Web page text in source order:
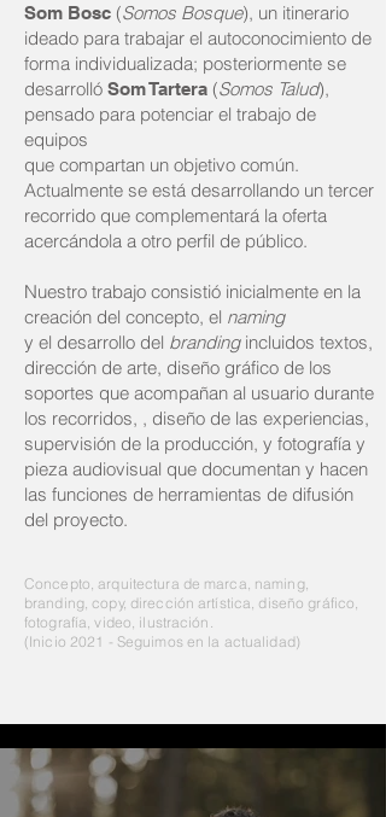
Som Bosc (Somos Bosque), un itinerario
ideado para trabajar el autoconocimiento de
forma individualizada; posteriormente se
desarrolló Som Tartera (Somos Talud),
pensado para potenciar el trabajo de
equipos
que compartan un objetivo común.
Actualmente se está desarrollando un tercer
recorrido que complementará la oferta
acercándola a otro perfil de público.
Nuestro trabajo consistió inicialmente en la
creación del concepto, el naming
y el desarrollo del brandingincluidos textos,
dirección de arte, diseño gráfico de los
soportes que acompañan al usuario durante
los recorridos, , diseño de las experiencias,
supervisión de la producción, y fotografía y
pieza audiovisual que documentan y hacen
las funciones de herramientas de difusión
del proyecto.
Concepto, arquitectura de marca, naming,
branding, copy, dirección artística, diseño gráfico,
fotografía, video, ilustración.
(Inicio 2021 - Seguimos en la actualidad)